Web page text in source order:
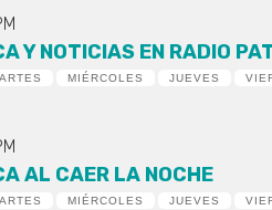
Y NOTICIAS EN RADIO
MIÉRCOLES JUEVES
AL CAER LA NOCHE
MIÉRCOLES JUEVES